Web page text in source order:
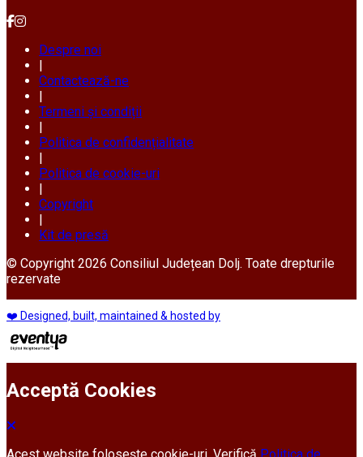
Despre noi
Contactează-ne
Termeni și condiții
Politica de confidențialitate
Politica de cookie-uri
Copyright
Kit de presă
© Copyright 2026 Consiliul Județean Dolj. Toate drepturile
rezervate
❤️ Designed, built, maintained & hosted by
Acceptă Cookies